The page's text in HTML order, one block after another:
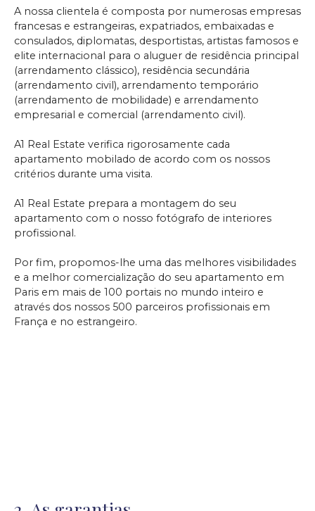
A nossa clientela é composta por numerosas empresas
francesas e estrangeiras, expatriados, embaixadas e
consulados, diplomatas, desportistas, artistas famosos e
elite internacional para o aluguer de residência principal
(arrendamento clássico), residência secundária
(arrendamento civil), arrendamento temporário
(arrendamento de mobilidade) e arrendamento
empresarial e comercial (arrendamento civil).
A1 Real Estate verifica rigorosamente cada
apartamento mobilado de acordo com os nossos
critérios durante uma visita.
A1 Real Estate prepara a montagem do seu
apartamento com o nosso fotógrafo de interiores
profissional.
Por fim, propomos-lhe uma das melhores visibilidades
e a melhor comercialização do seu apartamento em
Paris em mais de 100 portais no mundo inteiro e
através dos nossos 500 parceiros profissionais em
França e no estrangeiro.